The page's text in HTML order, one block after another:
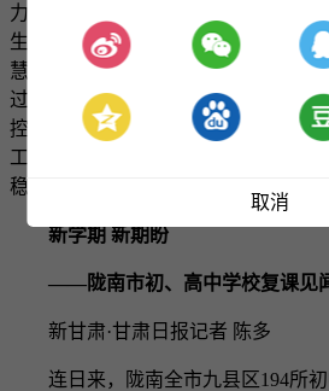
力，还将针对不同群体制定差异化工
生心理干预和疏导工作。同时，引导
慧教育云平台”，对因疫情影响难以
过线上授课的方式进行。此外，持续
控、后勤保障、环境卫生等工作情况
工作要求，确保每一个细节无疏漏、
稳妥有序地推进开学复课。
新学期 新期盼
——陇南市初、高中学校复课见
新甘肃·甘肃日报记者 陈多
连日来，陇南全市九县区194所初
取消